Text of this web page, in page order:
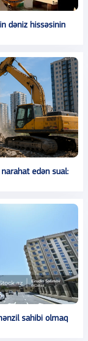
dəniz hissəsinin
edən sual:
sahibi olmaq